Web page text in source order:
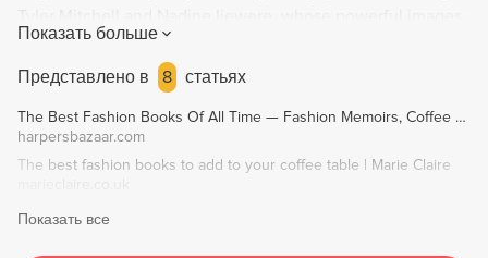
have reinvigorated the visual vocabulary around beauty
and the body. Sargent also opens up a conversation around
the role of the Black body in the marketplace and the
institutional barriers faced by Black photographers.
Through artist portfolios and conversations between
generations, "The New Black Vanguard" proposes a
representation.
Показать больше
Представлено в
8 статьях
The Best Fashion Books Of All Time — Fashion Memoirs, Coffee Table Books
harpersbazaar.com
The best fashion books to add to your coffee table | Marie Claire
Показать все